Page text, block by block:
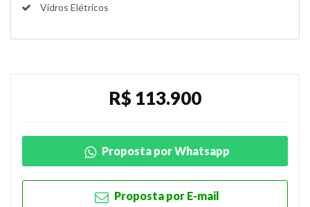
Vidros Elétricos
R$ 113.900
Proposta por Whatsapp
Proposta por E-mail